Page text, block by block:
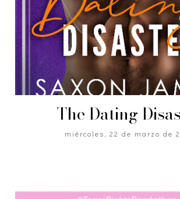
The Dating
miércoles, 22 de marzo de